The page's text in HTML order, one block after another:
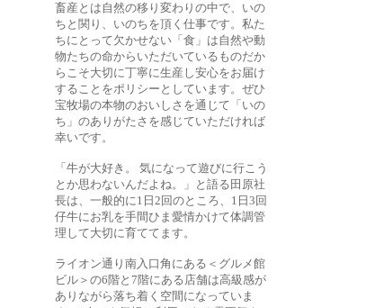
畜産とは自然の移り変わりの中で、いの
ちと関り、いのちを頂く仕事です。私た
ちにとって欠かせない「食」は自然や動
物たちの命からいただいているものだか
らこそ大切に丁寧に生産し安心をお届け
することをポリシーとしています。ぜひ
宝牧場の本物のおいしさを通じて「いの
ち」のありがたさを感じていただければ
幸いです。
「牛が大好き。 気になって遊びに行こう
とか思わないんだよね。」と語る田原社
長は、一般的に1日2回のところ、1日3回
仔牛にお乳を手間ひま愛情かけて体調管
理して大切に育ててます。
ライオン通り南入口角にある＜グルメ館
ビル＞の6階と7階にある店舗は高級感が
ありながら落ち着く空間になっていま